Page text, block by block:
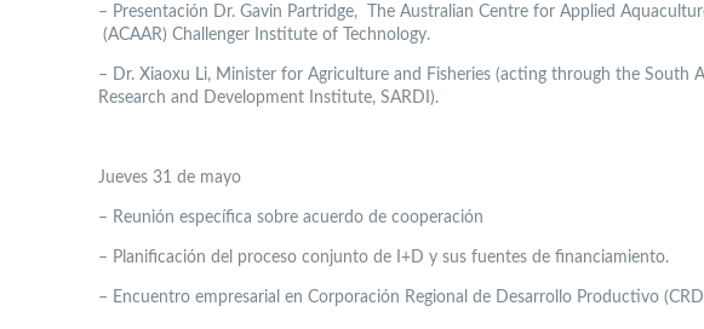
– Presentación Dr. Gavin Partridge, The Australian Centre for Applied
(ACAAR) Challenger Institute of Technology.
– Dr. Xiaoxu Li, Minister for Agriculture and Fisheries (acting through the South
Research and Development Institute, SARDI).
Jueves 31 de mayo
– Reunión específica sobre acuerdo de cooperación
– Planificación del proceso conjunto de I+D y sus fuentes de financiamiento.
– Encuentro empresarial en Corporación Regional de Desarrollo Productivo